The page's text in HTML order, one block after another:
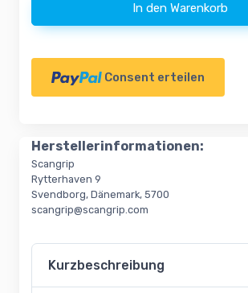
In den Warenkorb
Consent erteilen
Herstellerinformationen:
Scangrip
Rytterhaven 9
Svendborg, Dänemark, 5700
scangrip@scangrip.com
Kurzbeschreibung